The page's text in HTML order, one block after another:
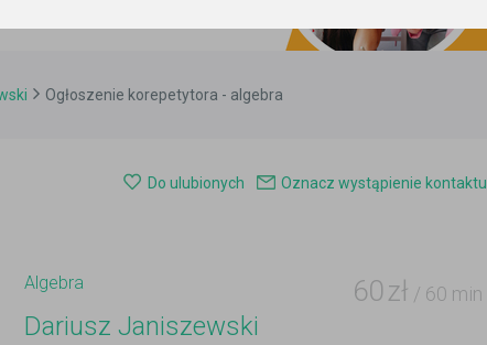
Ogłoszenie korepetytora - algebra
Do ulubionych Oznacz wystąpienie kontaktu
Algebra 60 zł / 60 min
Dariusz Janiszewski